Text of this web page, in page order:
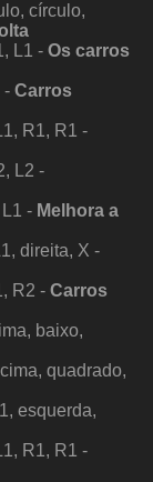
círculo,
L1 - Os carros
- Carros
R1, R1 -
L2 -
- Melhora a
direita, X -
R2 - Carros
baixo,
quadrado,
esquerda,
R1, R1 -